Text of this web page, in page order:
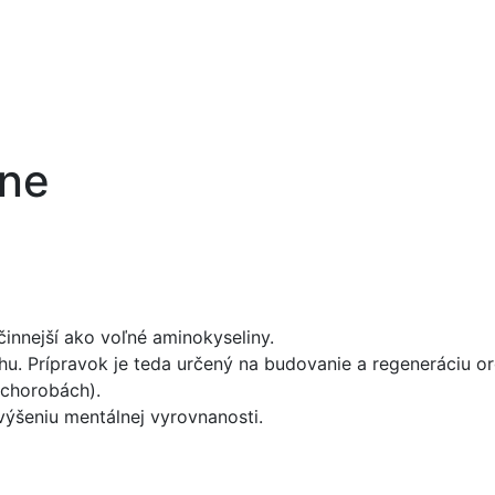
ako voľné aminokyseliny.
Prípravok je teda určený na budovanie a regeneráciu
mentálnej vyrovnanosti.